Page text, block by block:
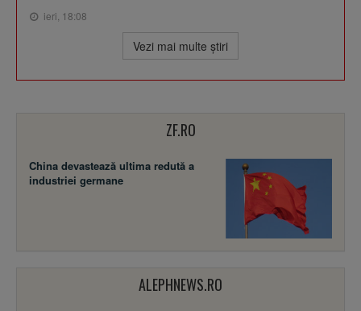
ieri, 18:08
Vezi mai multe ştiri
ZF.RO
China devastează ultima redută a
industriei germane
ALEPHNEWS.RO